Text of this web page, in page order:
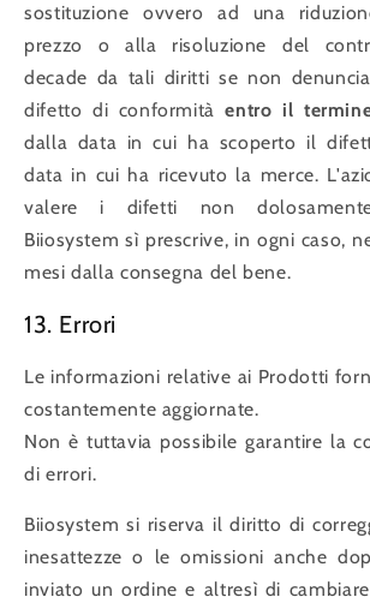
sostituzione ovvero ad una
prezzo o alla risoluzione del
decade da tali diritti se non
difetto di conformitàentro il
dalla data in cui ha scoperto il
data in cui ha ricevuto la merce.
valere i difetti non
Biiosystem sì prescrive, in ogni caso,
mesi dalla consegna del bene.
13. Errori
Le informazioni relative ai Prodotti
costantemente aggiornate.
Non è tuttavia possibile garantire la
di errori.
Biiosystem si riserva il diritto di
inesattezze o le omissioni anche
inviato un ordine e altresì di